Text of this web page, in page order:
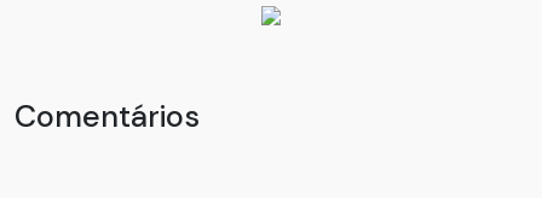
Comentários